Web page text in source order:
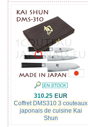
310.25
Coffret DMS310 3 couteaux
japonais de cuisine Kai
Shun